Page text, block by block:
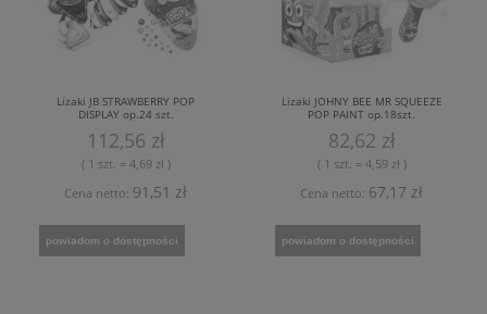
Lizaki JB STRAWBERRY POP
DISPLAY op.24 szt.
112,56 zł
( 1 szt. = 4,69 zł )
Cena netto: 91,51 zł
powiadom o dostępności
Lizaki JOHNY BEE MR SQUEEZE
POP PAINT op.18szt.
82,62 zł
( 1 szt. = 4,59 zł )
Cena netto: 67,17 zł
powiadom o dostępności